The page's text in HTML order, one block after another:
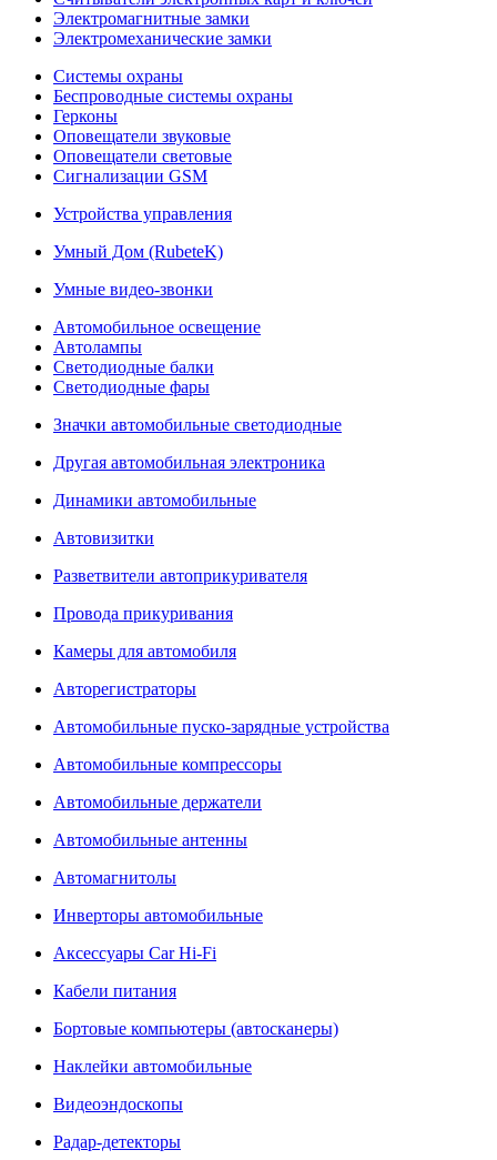
Электромагнитные замки
Электромеханические замки
Системы охраны
Беспроводные системы охраны
Герконы
Оповещатели звуковые
Оповещатели световые
Сигнализации GSM
Устройства управления
Умный Дом (RubeteK)
Умные видео-звонки
Автомобильное освещение
Автолампы
Светодиодные балки
Светодиодные фары
Значки автомобильные светодиодные
Другая автомобильная электроника
Динамики автомобильные
Автовизитки
Разветвители автоприкуривателя
Провода прикуривания
Камеры для автомобиля
Авторегистраторы
Автомобильные пуско-зарядные устройства
Автомобильные компрессоры
Автомобильные держатели
Автомобильные антенны
Автомагнитолы
Инверторы автомобильные
Аксессуары Car Hi-Fi
Кабели питания
Бортовые компьютеры (автосканеры)
Наклейки автомобильные
Видеоэндоскопы
Радар-детекторы